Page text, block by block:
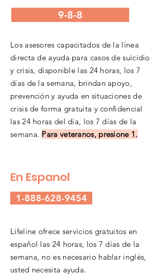
9-8-8
Los asesores capacitados de la línea
directa de ayuda para casos de suicidio
y crisis, disponible las 24 horas, los 7
días de la semana, brindan apoyo,
prevención y ayuda en situaciones de
crisis de forma gratuita y confidencial
las 24 horas del día, los 7 días de la
semana. Para veteranos, presione 1.
En Espanol
1-888-628-9454
Lifeline ofrece servicios gratuitos en
español las 24 horas, los 7 días de la
semana, no es necesario hablar inglés,
usted necesita ayuda.